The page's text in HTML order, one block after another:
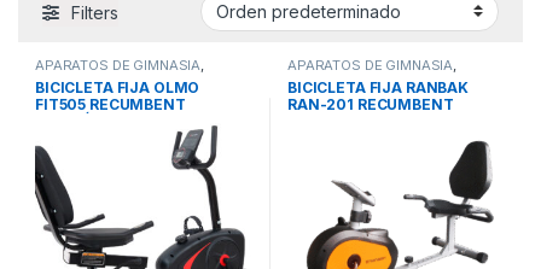
Filters
APARATOS DE GIMNASIA,
BICICLETA FIJA
BICICLETA FIJA OLMO
FIT505 RECUMBENT
APARATOS DE GIMNASIA,
BICICLETA FIJA
BICICLETA FIJA RANBAK
RAN-201 RECUMBENT